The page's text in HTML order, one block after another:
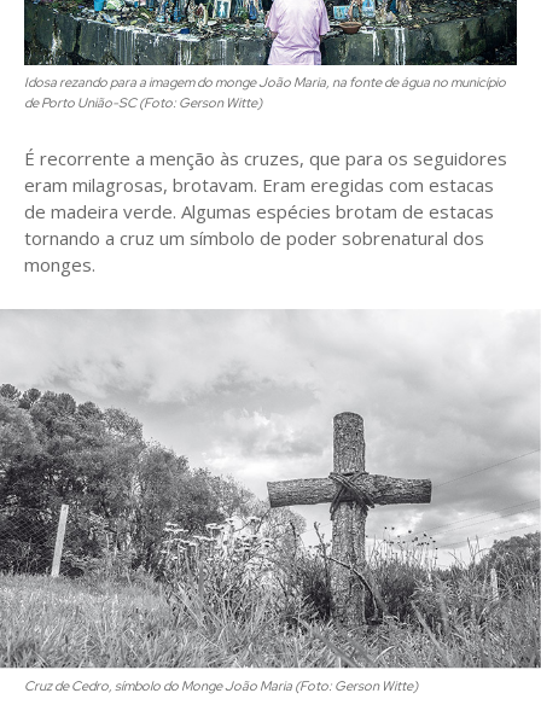
Idosa rezando para a imagem do monge João Maria, na fonte de água no município
de Porto União-SC (Foto: Gerson Witte)
É recorrente a menção às cruzes, que para os seguidores
eram milagrosas, brotavam. Eram eregidas com estacas
de madeira verde. Algumas espécies brotam de estacas
tornando a cruz um símbolo de poder sobrenatural dos
monges.
Cruz de Cedro, símbolo do Monge João Maria (Foto: Gerson Witte)